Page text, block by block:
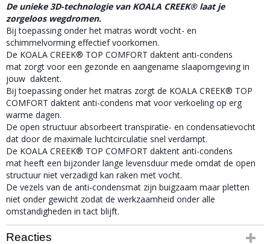
De unieke 3D-technologie van KOALA CREEK® laat je
zorgeloos wegdromen.
Bij toepassing onder het matras wordt vocht- en
schimmelvorming effectief voorkomen.
De KOALA CREEK® TOP COMFORT daktent anti-condens
mat zorgt voor een gezonde en aangename slaapomgeving in
jouw daktent.
Bij toepassing onder het matras zorgt de KOALA CREEK® TOP
COMFORT daktent anti-condens mat voor verkoeling op erg
warme dagen.
De open structuur absorbeert transpiratie- en condensatievocht
dat door de maximale luchtcirculatie snel verdampt.
De KOALA CREEK® TOP COMFORT daktent anti-condens
mat heeft een bijzonder lange levensduur mede omdat de open
structuur niet verzadigd kan raken met vocht.
De vezels van de anti-condensmat zijn buigzaam maar pletten
niet onder gewicht zodat de werkzaamheid onder alle
omstandigheden in tact blijft.
Reacties